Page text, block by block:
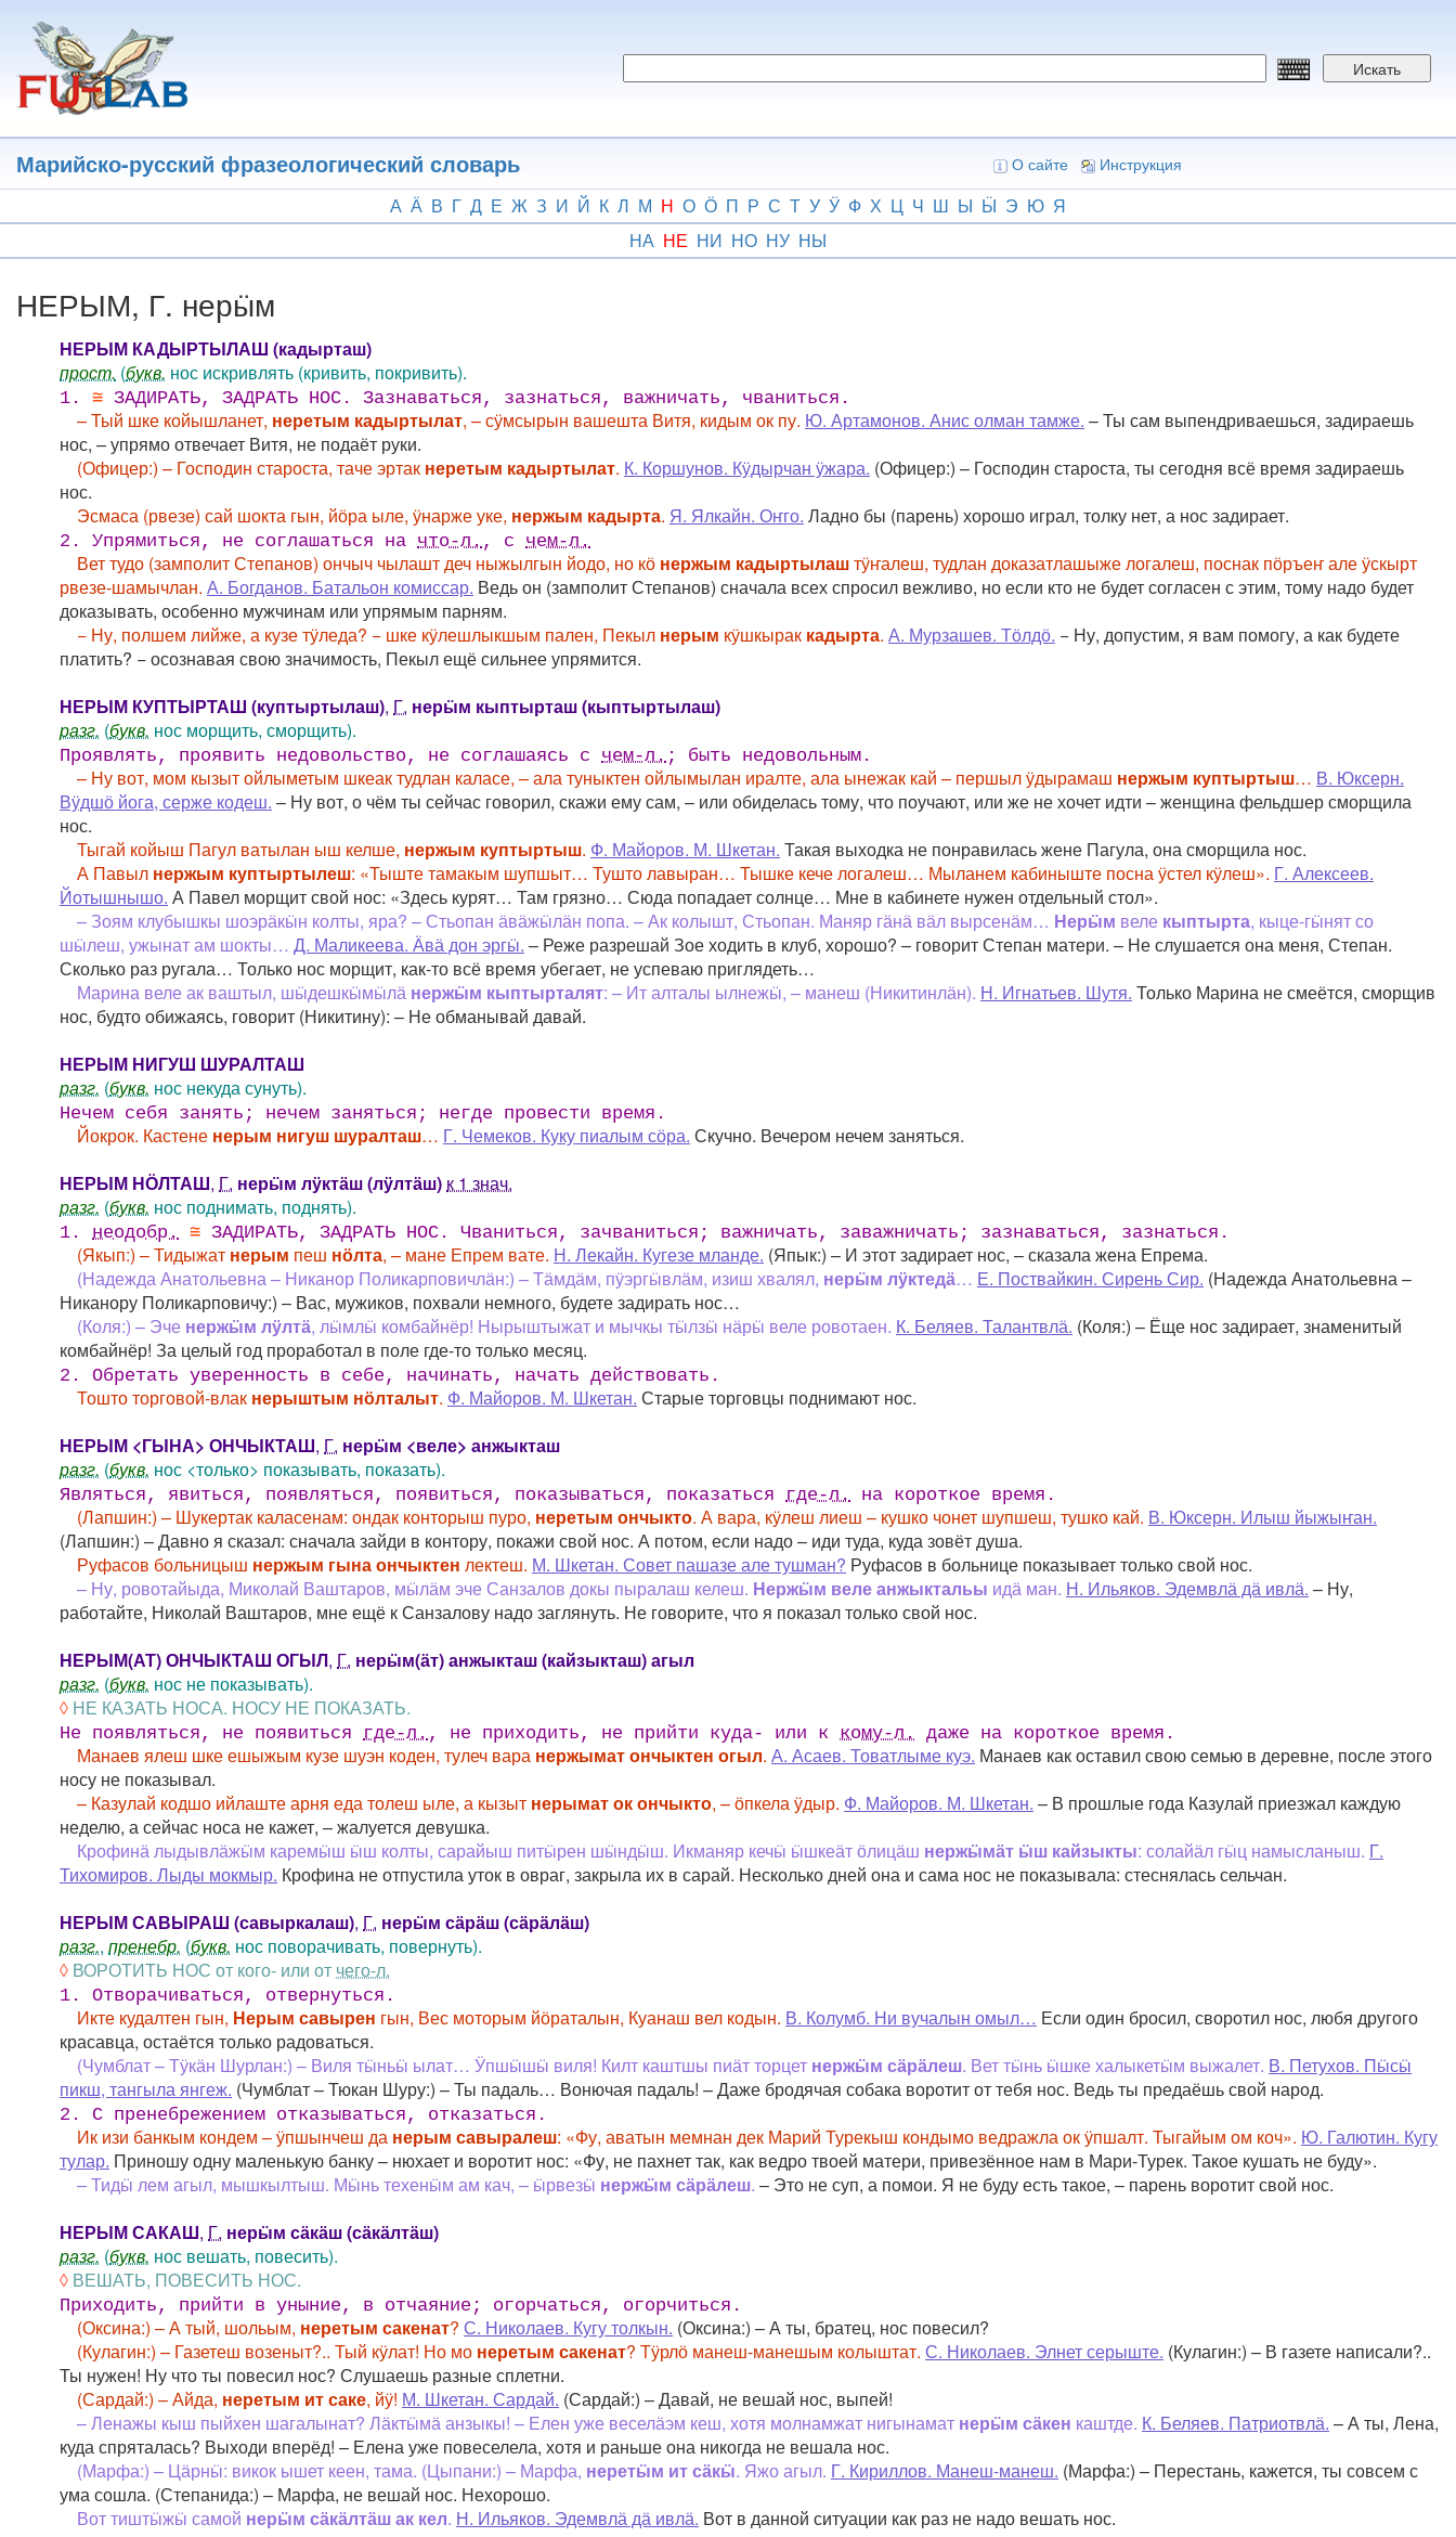
основному
содержанию
Искать
Марийско-русский фразеологический словарь О сайте Инструкция
А Ӓ В Г Д Е Ж З И Й К Л М Н О Ӧ П Р С Т У Ӱ Ф Х Ц Ч Ш Ы Ӹ Э Ю Я
НА НЕ НИ НО НУ НЫ
НЕРЫМ, Г. нерӹм
НЕРЫМ КАДЫРТЫЛАШ (кадырташ)
прост. (букв. нос искривлять (кривить, покривить).
1. ≅ ЗАДИРАТЬ, ЗАДРАТЬ НОС. Зазнаваться, зазнаться, важничать, чваниться.
– Тый шке койышланет, неретым кадыртылат, – сӱмсырын вашешта Витя, кидым ок пу. Ю. Артамонов. Анис олман тамже. – Ты сам выпендриваешься, задираешь
нос, – упрямо отвечает Витя, не подаёт руки.
(Офицер:) – Господин староста, таче эртак неретым кадыртылат. К. Коршунов. Кӱдырчан ӱжара. (Офицер:) – Господин староста, ты сегодня всё время задираешь
нос.
Эсмаса (рвезе) сай шокта гын, йӧра ыле, ӱнарже уке, нержым кадырта. Я. Ялкайн. Оҥго. Ладно бы (парень) хорошо играл, толку нет, а нос задирает.
2. Упрямиться, не соглашаться на что-л., с чем-л.
Вет тудо (замполит Степанов) ончыч чылашт деч ныжылгын йодо, но кӧ нержым кадыртылаштӱҥалеш, тудлан доказатлашыже логалеш, поснак пӧръеҥ але ӱскырт
рвезе-шамычлан. А. Богданов. Батальон комиссар. Ведь он (замполит Степанов) сначала всех спросил вежливо, но если кто не будет согласен с этим, тому надо будет
доказывать, особенно мужчинам или упрямым парням.
− Ну, полшем лийже, а кузе тӱледа? − шке кӱлешлыкшым пален, Пекыл нерым кӱшкырак кадырта. А. Мурзашев. Тӧлдӧ. − Ну, допустим, я вам помогу, а как будете
платить? − осознавая свою значимость, Пекыл ещё сильнее упрямится.
НЕРЫМ КУПТЫРТАШ (куптыртылаш), Г. нерӹм кыптырташ (кыптыртылаш)
разг. (букв. нос морщить, сморщить).
Проявлять, проявить недовольство, не соглашаясь с чем-л.; быть недовольным.
– Ну вот, мом кызыт ойлыметым шкеак тудлан каласе, – ала туныктен ойлымылан иралте, ала ынежак кай – першыл ӱдырамаш нержым куптыртыш… В. Юксерн.
Вӱдшӧ йога, серже кодеш. – Ну вот, о чём ты сейчас говорил, скажи ему сам, – или обиделась тому, что поучают, или же не хочет идти – женщина фельдшер сморщила
нос.
Тыгай койыш Пагул ватылан ыш келше, нержым куптыртыш. Ф. Майоров. М. Шкетан. Такая выходка не понравилась жене Пагула, она сморщила нос.
А Павыл нержым куптыртылеш: «Тыште тамакым шупшыт… Тушто лавыран… Тышке кече логалеш… Мыланем кабиныште посна ӱстел кӱлеш». Г. Алексеев.
Йотышнышо. А Павел морщит свой нос: «Здесь курят… Там грязно… Сюда попадает солнце… Мне в кабинете нужен отдельный стол».
– Зоям клубышкы шоэрӓкӹн колты, яра? – Стьопан ӓвӓжӹлӓн попа. – Ак колышт, Стьопан. Маняр гӓнӓ вӓл вырсенӓм… Нерӹм веле кыптырта, кыце-гӹнят со
шӹлеш, ужынат ам шокты… Д. Маликеева. Ӓвӓ дон эргӹ. – Реже разрешай Зое ходить в клуб, хорошо? – говорит Степан матери. – Не слушается она меня, Степан.
Сколько раз ругала… Только нос морщит, как-то всё время убегает, не успеваю приглядеть…
Марина веле ак ваштыл, шӹдешкӹмӹлӓ нержӹм кыптырталят: – Ит алталы ылнежӹ, – манеш (Никитинлӓн). Н. Игнатьев. Шутя. Только Марина не смеётся, сморщив
нос, будто обижаясь, говорит (Никитину): – Не обманывай давай.
НЕРЫМ НИГУШ ШУРАЛТАШ
разг. (букв. нос некуда сунуть).
Нечем себя занять; нечем заняться; негде провести время.
Йокрок. Кастене нерым нигуш шуралташ… Г. Чемеков. Куку пиалым сӧра. Скучно. Вечером нечем заняться.
НЕРЫМ НӦЛТАШ, Г. нерӹм лӱктӓш (лӱлтӓш) к 1 знач.
разг. (букв. нос поднимать, поднять).
1. неодобр. ≅ ЗАДИРАТЬ, ЗАДРАТЬ НОС. Чваниться, зачваниться; важничать, заважничать; зазнаваться, зазнаться.
(Якып:) – Тидыжат нерым пеш нӧлта, – мане Епрем вате. Н. Лекайн. Кугезе мланде. (Япык:) – И этот задирает нос, – сказала жена Епрема.
(Надежда Анатольевна – Никанор Поликарповичлӓн:) – Тӓмдӓм, пӱэргӹвлӓм, изиш хвалял, нерӹм лӱктедӓ… Е. Поствайкин. Сирень Сир. (Надежда Анатольевна –
Никанору Поликарповичу:) – Вас, мужиков, похвали немного, будете задирать нос…
(Коля:) – Эче нержӹм лӱлтӓ, лӹмлӹ комбайнёр! Нырыштыжат и мычкы тӹлзӹ нӓрӹ веле ровотаен. К. Беляев. Талантвлӓ. (Коля:) – Ёще нос задирает, знаменитый
комбайнёр! За целый год проработал в поле где-то только месяц.
2. Обретать уверенность в себе, начинать, начать действовать.
Тошто торговой-влак нерыштым нӧлталыт. Ф. Майоров. М. Шкетан. Старые торговцы поднимают нос.
НЕРЫМ <ГЫНА> ОНЧЫКТАШ, Г. нерӹм <веле> анжыкташ
разг. (букв. нос <только> показывать, показать).
Являться, явиться, появляться, появиться, показываться, показаться где-л. на короткое время.
(Лапшин:) – Шукертак каласенам: ондак конторыш пуро, неретым ончыкто. А вара, кӱлеш лиеш – кушко чонет шупшеш, тушко кай. В. Юксерн. Илыш йыжыҥан.
(Лапшин:) – Давно я сказал: сначала зайди в контору, покажи свой нос. А потом, если надо – иди туда, куда зовёт душа.
Руфасов больницыш нержым гына ончыктен лектеш. М. Шкетан. Совет пашазе але тушман? Руфасов в больнице показывает только свой нос.
– Ну, ровотайыда, Миколай Ваштаров, мӹлӓм эче Санзалов докы пыралаш келеш. Нержӹм веле анжыктальы идӓ ман. Н. Ильяков. Эдемвлӓ дӓ ивлӓ. – Ну,
работайте, Николай Ваштаров, мне ещё к Санзалову надо заглянуть. Не говорите, что я показал только свой нос.
НЕРЫМ(АТ) ОНЧЫКТАШ ОГЫЛ, Г. нерӹм(ӓт) анжыкташ (кайзыкташ) агыл
разг. (букв. нос не показывать).
◊ НЕ КАЗАТЬ НОСА. НОСУ НЕ ПОКАЗАТЬ.
Не появляться, не появиться где-л., не приходить, не прийти куда- или к кому-л. даже на короткое время.
Манаев ялеш шке ешыжым кузе шуэн коден, тулеч вара нержымат ончыктен огыл. А. Асаев. Товатлыме куэ. Манаев как оставил свою семью в деревне, после этого
носу не показывал.
– Казулай кодшо ийлаште арня еда толеш ыле, а кызыт нерымат ок ончыкто, – ӧпкела ӱдыр. Ф. Майоров. М. Шкетан. – В прошлые года Казулай приезжал каждую
неделю, а сейчас носа не кажет, – жалуется девушка.
Крофинӓ лыдывлӓжӹм каремӹш ӹш колты, сарайыш питӹрен шӹндӹш. Икманяр кечӹ ӹшкеӓт ӧлицӓш нержӹмӓт ӹш кайзыкты: солайӓл гӹц намысланыш. Г.
Тихомиров. Лыды мокмыр. Крофина не отпустила уток в овраг, закрыла их в сарай. Несколько дней она и сама нос не показывала: стеснялась сельчан.
НЕРЫМ САВЫРАШ (савыркалаш), Г. нерӹм сӓрӓш (сӓрӓлӓш)
разг., пренебр. (букв. нос поворачивать, повернуть).
◊ ВОРОТИТЬ НОС от кого- или от чего-л.
1. Отворачиваться, отвернуться.
Икте кудалтен гын, Нерым савырен гын, Вес моторым йӧраталын, Куанаш вел кодын. В. Колумб. Ни вучалын омыл… Если один бросил, своротил нос, любя другого
красавца, остаётся только радоваться.
(Чумблат – Тӱкӓн Шурлан:) – Виля тӹньӹ ылат… Ӱпшӹшӹ виля! Килт каштшы пиӓт торцет нер­жӹм сӓрӓлеш. Вет тӹнь ӹшке халыкетӹм выжалет. В. Петухов. Пӹсӹ
пикш, тангыла янгеж. (Чумблат – Тюкан Шуру:) – Ты падаль… Вонючая падаль! – Даже бродячая собака воротит от тебя нос. Ведь ты предаёшь свой народ.
2. С пренебрежением отказываться, отказаться.
Ик изи банкым кондем – ӱпшынчеш да нерым савыралеш: «Фу, аватын мемнан дек Марий Турекыш кондымо ведражла ок ӱпшалт. Тыгайым ом коч». Ю. Галютин. Кугу
тулар. Приношу одну маленькую банку – нюхает и воротит нос: «Фу, не пахнет так, как ведро твоей матери, привезённое нам в Мари-Турек. Такое кушать не буду».
– Тидӹ лем агыл, мышкылтыш. Мӹнь техенӹм ам кач, – ӹрвезӹ нержӹм сӓрӓлеш. – Это не суп, а помои. Я не буду есть такое, – парень воротит свой нос.
НЕРЫМ САКАШ, Г. нерӹм сӓкӓш (сӓкӓлтӓш)
разг. (букв. нос вешать, повесить).
◊ ВЕШАТЬ, ПОВЕСИТЬ НОС.
Приходить, прийти в уныние, в отчаяние; огорчаться, огорчиться.
(Оксина:) – А тый, шольым, неретым сакенат? С. Николаев. Кугу толкын. (Оксина:) – А ты, братец, нос повесил?
(Кулагин:) – Газетеш возеныт?.. Тый кӱлат! Но мо неретым сакенат? Тӱрлӧ манеш-манешым колыштат. С. Николаев. Элнет серыште. (Кулагин:) – В газете написали?..
Ты нужен! Ну что ты повесил нос? Слушаешь разные сплетни.
(Сардай:) – Айда, неретым ит саке, йӱ! М. Шкетан. Сардай. (Сардай:) – Давай, не вешай нос, выпей!
– Ленажы кыш пыйхен шагалынат? Лӓктӹмӓ анзыкы! – Елен уже веселӓэм кеш, хотя молнамжат нигынамат нерӹм сӓкен каштде. К. Беляев. Патриотвлӓ. – А ты, Лена,
куда спряталась? Выходи вперёд! – Елена уже повеселела, хотя и раньше она никогда не вешала нос.
(Марфа:) – Цӓрнӹ: викок ышет кеен, тама. (Цыпани:) – Марфа, неретӹм ит сӓкӹ. Яжо агыл. Г. Кириллов. Манеш-манеш. (Марфа:) – Перестань, кажется, ты совсем с
ума сошла. (Степанида:) – Марфа, не вешай нос. Нехорошо.
Вот тиштӹжӹ самой нерӹм сӓкӓлтӓш ак кел. Н. Ильяков. Эдемвлӓ дӓ ивлӓ. Вот в данной ситуации как раз не надо вешать нос.